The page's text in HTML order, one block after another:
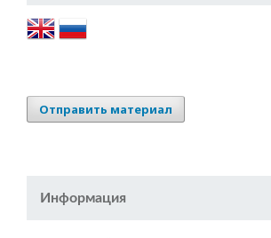
Отправить материал
Информация